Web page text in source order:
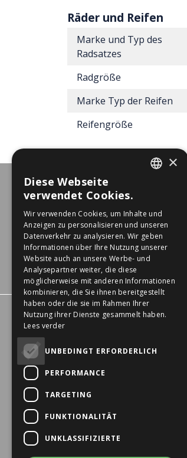
Räder und Reifen
Marke und Typ des
Radsatzes
Radgröße
Marke Typ der Reifen
Reifengröße
Erlebniszentrum
De Gagel 12
E-bike Store Vlodrop
6063 NL Vlodrop
×
Diese Webseite
verwendet Cookies.
Wir verwenden Cookies, um Inhalte und
Anzeigen zu personalisieren und unseren
Datenverkehr zu analysieren. Wir geben
Informationen über Ihre Nutzung unserer
Website auch an unsere Werbe- und
Analysepartner weiter, die diese
möglicherweise mit anderen Informationen
kombinieren, die Sie ihnen bereitgestellt
haben oder die sie im Rahmen Ihrer
Nutzung ihrer Dienste gesammelt haben.
Lees verder
UNBEDINGT ERFORDERLICH
PERFORMANCE
TARGETING
FUNKTIONALITÄT
UNKLASSIFIZIERTE